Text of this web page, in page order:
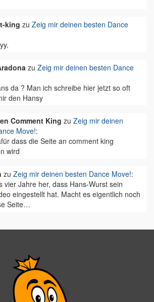
king zu Zeig mir deinen besten Dance
zu Zeig mir deinen besten Dance
da ? Man ich schreibe hier jetzt so oft
den Hansy
Comment King zu Zeig mir deinen
Move!:
dass die Seite an comment king
wird
zu Zeig mir deinen besten Dance Move!:
vier Jahre her, dass Hans-Wurst sein
eingestellt hat. Macht es eigentlich noch
Seite…